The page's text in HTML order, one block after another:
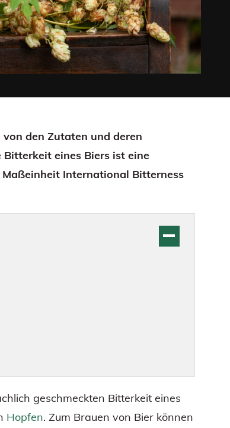
den Zutaten und deren
eines Biers ist eine
International Bitterness
geschmeckten Bitterkeit eines
Hopfen. Zum Brauen von Bier können